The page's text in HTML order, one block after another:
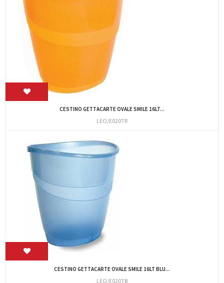
CESTINO GETTACARTE OVALE SMILE 16LT...
LEO/E020TR
CESTINO GETTACARTE OVALE SMILE 16LT BLU...
LEO/E020TB